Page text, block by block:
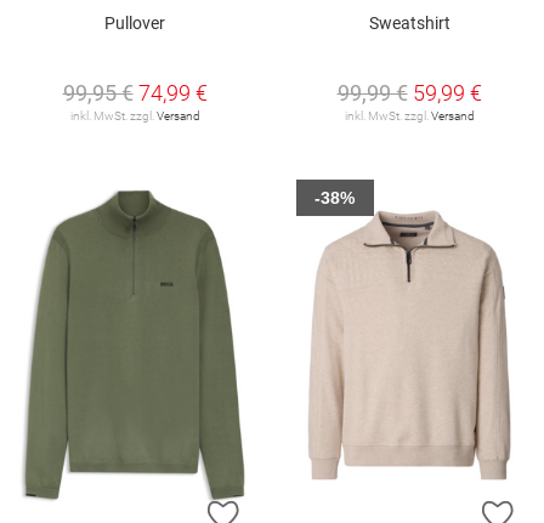
Pullover
99,95 € 74,99 €
inkl. MwSt. zzgl.Versand
Sweatshirt
99,99 € 59,99 €
inkl. MwSt. zzgl.Versand
ZUR WUNSCHLISTE HINZUFÜGEN
-38%